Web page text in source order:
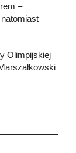
–
Olimpijskiej